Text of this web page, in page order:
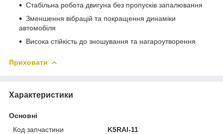
Стабільна робота двигуна без пропусків запалювання
Зменшення вібрацій та покращення динаміки
автомобіля
Висока стійкість до зношування та нагароутворення
Приховати
Характеристики
Основні
Код запчастини
K5RAI-11